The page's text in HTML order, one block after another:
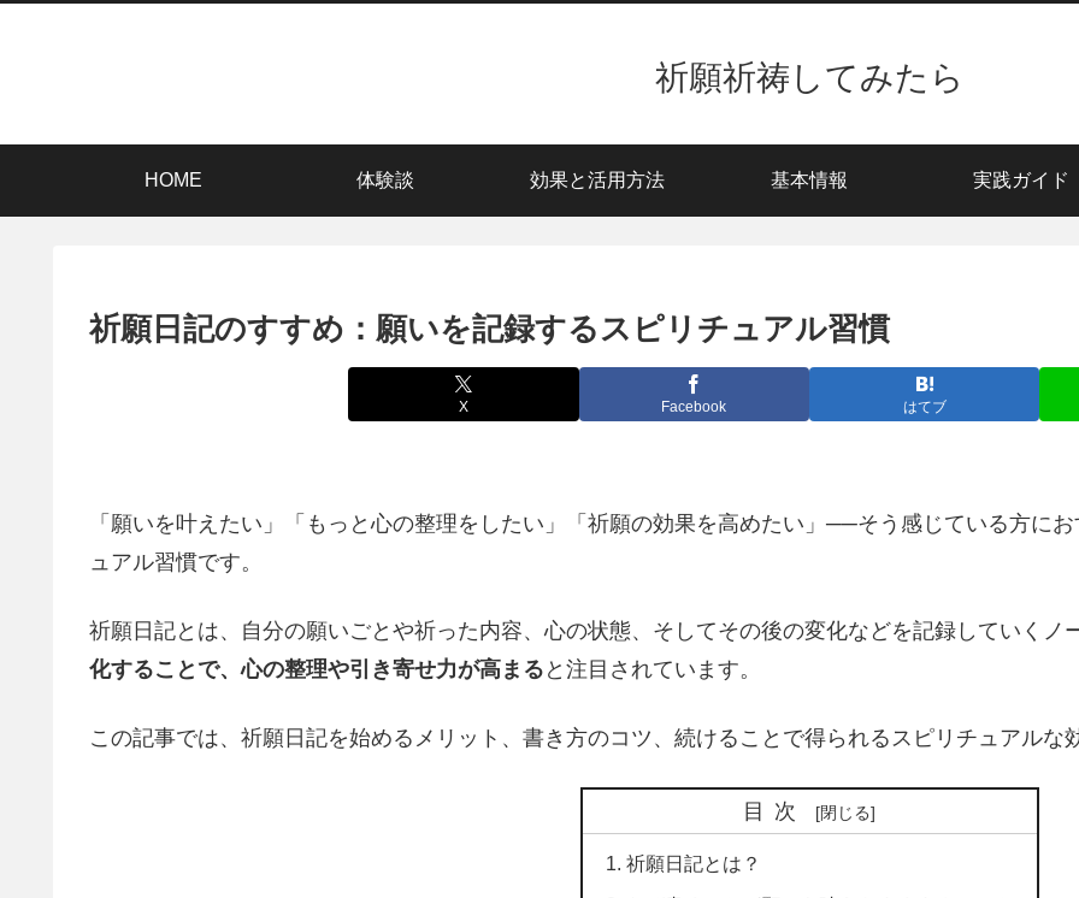
祈願祈祷してみたら
HOME 体験談 効果と活用方法 基本情報 実践ガイド
祈願日記のすすめ：願いを記録するスピリチュアル習慣
X Facebook はてブ
「願いを叶えたい」「もっと心の整理をしたい」「祈願の効果を高めたい」──そう感じている方に
ュアル習慣です。
祈願日記とは、自分の願いごとや祈った内容、心の状態、そしてその後の変化などを記録していくノ
化することで、心の整理や引き寄せ力が高まる と注目されています。
この記事では、祈願日記を始めるメリット、書き方のコツ、続けることで得られるスピリチュアルな
目次
祈願日記とは？